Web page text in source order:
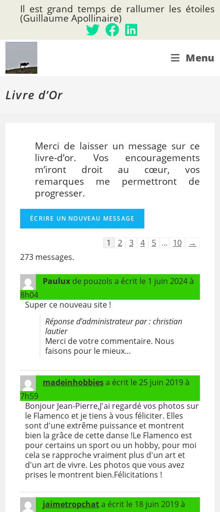
content
Il est grand temps de rallumer les étoiles
(Guillaume Apollinaire)
Menu
Livre d’Or
Merci de laisser un message sur ce
livre-d’or. Vos encouragements
m’iront droit au cœur, vos
remarques me permettront de
progresser.
Navigation
dans
du
livre
1 2 3 4 5 ... 10
→
273 messages.
Paulux de pouzols a écrit le 1 juin 2024à
8h04
Super ce nouveau site !
Réponse d’administrateur par : christian
lautier
Merci de votre commentaire. Nous
faisons pour le mieux...
madeinhobbiesa écrit le 25 juin 2019à
7h59
Bonjour Jean-Pierre,J'ai regardé vos photos sur
le Flamenco et je tiens à vous féliciter. Elles
sont d'une extrême puissance et montrent
bien la grâce de cette danse !Le Flamenco est
pour certains un sport ou un hobby, pour moi
cela se rapproche vraiment plus d'un art et
d'un art de vivre. Les photos que vous avez
prises le montrent bien.Félicitations !
jaimetropchata écrit le 18 juin 2019à